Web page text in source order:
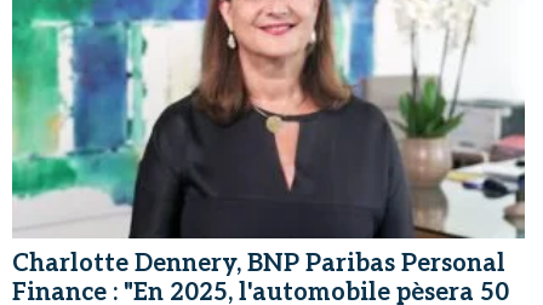
Charlotte Dennery, BNP Paribas Personal
Finance : "En 2025, l'automobile pèsera 50